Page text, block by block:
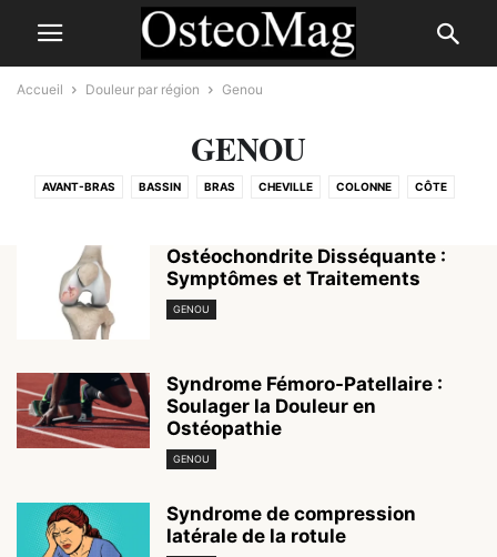
Accueil Douleur par région Genou
GENOU
AVANT-BRAS BASSIN BRAS CHEVILLE COLONNE CÔTE
L'AINE PIED POIGNET POITRINE
Ostéochondrite Disséquante :
Symptômes et Traitements
GENOU
Syndrome Fémoro-Patellaire :
Soulager la Douleur en
Ostéopathie
GENOU
Syndrome de compression
latérale de la rotule